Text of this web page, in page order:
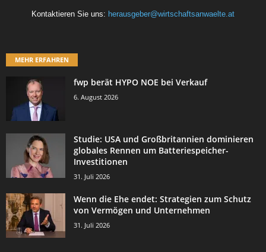
Kontaktieren Sie uns: herausgeber@wirtschaftsanwaelte.at
MEHR ERFAHREN
fwp berät HYPO NOE bei Verkauf
6. August 2026
Studie: USA und Großbritannien dominieren
globales Rennen um Batteriespeicher-
Investitionen
31. Juli 2026
Wenn die Ehe endet: Strategien zum Schutz
von Vermögen und Unternehmen
31. Juli 2026